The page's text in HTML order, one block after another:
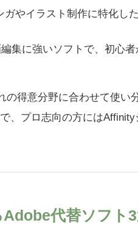
ガやイラスト制作に特化し
編集に強いソフトで、初心
の得意分野に合わせて使い
、プロ志向の方には
代替ソフト